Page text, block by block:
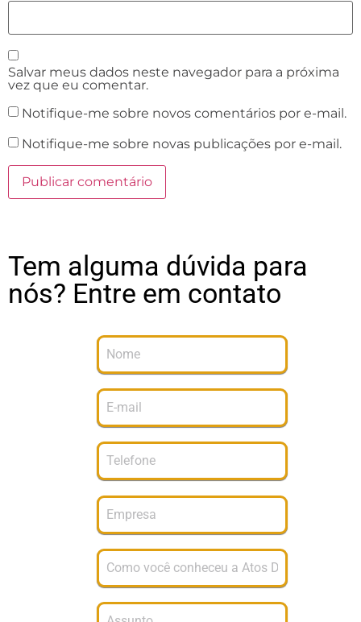
Salvar meus dados neste navegador para a próxima
vez que eu comentar.
Notifique-me sobre novos comentários por e-mail.
Notifique-me sobre novas publicações por e-mail.
Tem alguma dúvida para
nós? Entre em contato